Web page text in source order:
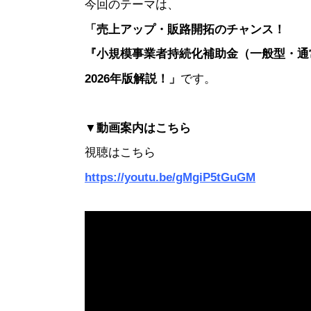
今回のテーマは、
「売上アップ・販路開拓のチャンス！
『小規模事業者持続化補助金（一般型・
2026年版解説！」 です。
▼動画案内はこちら
視聴はこちら
https://youtu.be/gMgiP5tGuGM